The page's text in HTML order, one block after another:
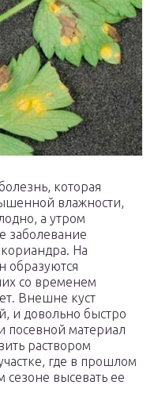
которая
влажности,
а утром
заболевание
На
образуются
со временем
Внешне куст
и довольно быстро
посевной материал
раствором
где в прошлом
высевать ее